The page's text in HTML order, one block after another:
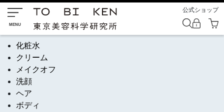
公式ショップ
化粧水
クリーム
メイクオフ
洗顔
ヘア
ボディ